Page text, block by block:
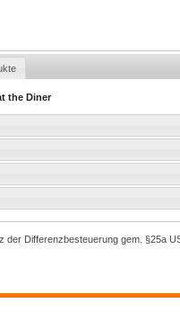
the Diner
Differenzbesteuerung gem. §25a